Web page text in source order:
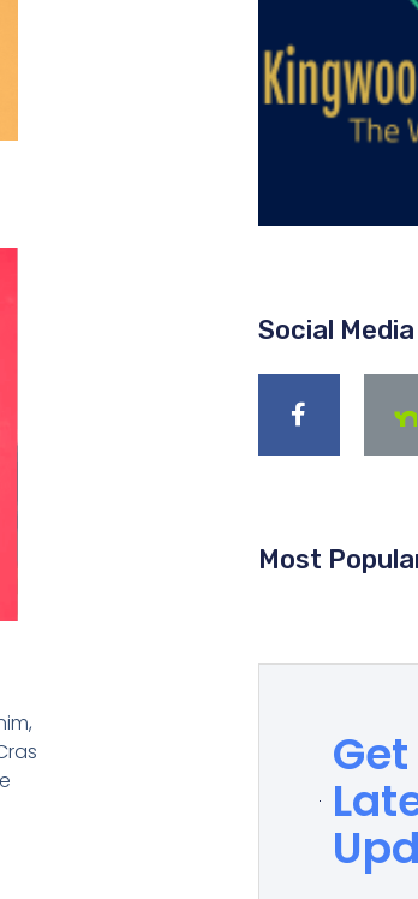
Social Media
Most